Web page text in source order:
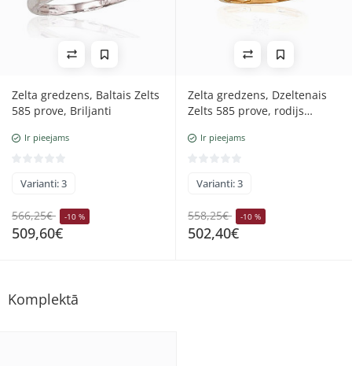
Zelta gredzens, Baltais Zelts
585 prove, Briljanti
Ir pieejams
Varianti: 3
566,25€ -10 %
509,60€
Zelta gredzens, Dzeltenais
Zelts 585 prove, rodijs
Ir pieejams
Varianti: 3
558,25€ -10 %
502,40€
Komplektā